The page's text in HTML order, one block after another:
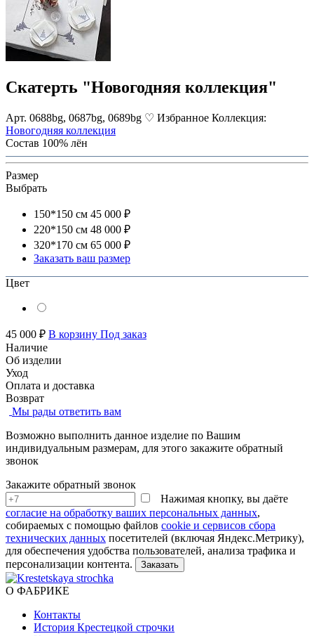
Скатерть "Новогодняя коллекция"
Арт. 0688bg, 0687bg, 0689bg ♡ Избранное Коллекция:
Новогодняя коллекция
Состав 100% лён
Размер
Выбрать
150*150 см 45 000 ₽
220*150 см 48 000 ₽
320*170 см 65 000 ₽
Заказать ваш размер
Цвет
45 000 ₽ В корзину Под заказ
Наличие
Об изделии
Уход
Оплата и доставка
Возврат
Мы рады ответить вам
Возможно выполнить данное изделие по Вашим
индивидуальным размерам, для этого закажите обратный
звонок
Закажите обратный звонок
Нажимая кнопку, вы даёте
согласие на обработку ваших персональных данных,
собираемых с помощью файлов cookie и сервисов сбора
технических данных посетителей (включая Яндекс.Метрику),
для обеспечения удобства пользователей, анализа трафика и
персонализации контента.
О ФАБРИКЕ
Контакты
История Крестецкой строчки